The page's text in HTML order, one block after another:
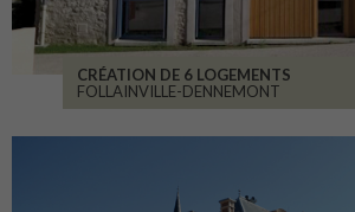
CRÉATION DE 6 LOGEMENTS
FOLLAINVILLE-DENNEMONT